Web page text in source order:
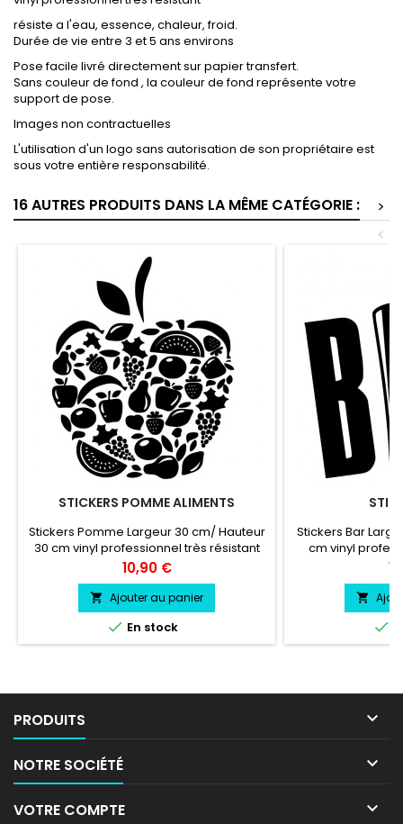
résiste a l'eau, essence, chaleur, froid.
Durée de vie entre 3 et 5 ans environs
Pose facile livré directement sur papier transfert.
Sans couleur de fond , la couleur de fond représente votre
support de pose.
Images non contractuelles
L'utilisation d'un logo sans autorisation de son propriétaire est
sous votre entière responsabilité.
16 AUTRES PRODUITS DANS LA MÊME CATÉGORIE :
>
<
STICKERS POMME ALIMENTS
Stickers Pomme Largeur 30 cm/ Hauteur
30 cm vinyl professionnel très résistant
résiste a l'eau, essence, chaleur, froid.
Prix
10,90 €
 Ajouter au panier
 En stock
Stickers Bar
cm vinyl
résiste a l'eau,


PRODUITS 
NOTRE SOCIÉTÉ 
VOTRE COMPTE 